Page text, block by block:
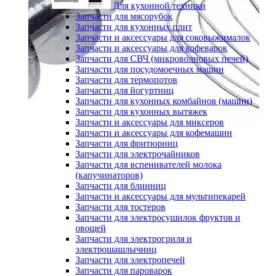
Для кухонной техники
Запчасти для мясорубок
Запчасти для кухонных плит
Запчасти и аксессуары для соковыжималок
Запчасти и аксессуары для кофеварок
Запчасти для СВЧ (микроволновых печей)
Запчасти для посудомоечных машин
Запчасти для термопотов
Запчасти для йогуртниц
Запчасти для кухонных комбайнов (машин)
Запчасти для кухонных вытяжек
Запчасти и аксессуары для миксеров
Запчасти и аксессуары для кофемашин
Запчасти для фритюрниц
Запчасти для электрочайников
Запчасти для вспенивателей молока
(капучинаторов)
Запчасти для блинниц
Запчасти и аксессуары для мультипекарей
Запчасти для тостеров
Запчасти для электросушилок фруктов и
овощей
Запчасти для электрогриля и
электрошашлычниц
Запчасти для электропечей
Запчасти для пароварок